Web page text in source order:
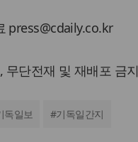
press@cdaily.co.kr
단전재 및 재배포 금지
독일보 #기독일간지